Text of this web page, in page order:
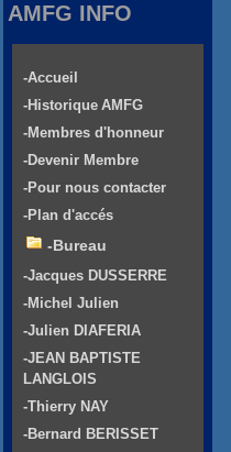
AMFG INFO
-Accueil
-Historique AMFG
-Membres d'honneur
-Devenir Membre
-Pour nous contacter
-Plan d'accés
-Bureau
-Jacques DUSSERRE
-Michel Julien
-Julien DIAFERIA
-JEAN BAPTISTE
LANGLOIS
-Thierry NAY
-Bernard BERISSET